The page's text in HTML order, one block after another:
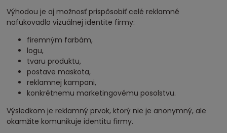
Výhodou je aj možnosť prispôsobiť celé reklamné
nafukovadlo vizuálnej identite firmy:
firemným farbám,
logu,
tvaru produktu,
postave maskota,
reklamnej kampani,
konkrétnemu marketingovému posolstvu.
Výsledkom je reklamný prvok, ktorý nie je anonymný, ale
okamžite komunikuje identitu firmy.